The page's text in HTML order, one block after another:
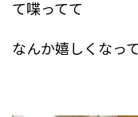
て喋ってて
なんか嬉しくなっ